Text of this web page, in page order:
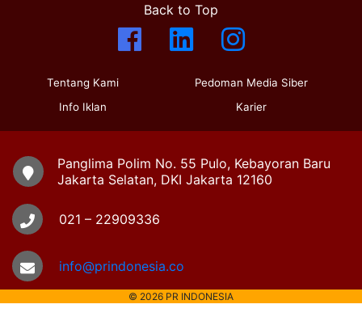
Back to Top
Tentang Kami
Info Iklan
Pedoman Media Siber
Karier
Panglima Polim No. 55 Pulo, Kebayoran Baru
Jakarta Selatan, DKI Jakarta 12160
021 – 22909336
info@prindonesia.co
© 2026 PR INDONESIA